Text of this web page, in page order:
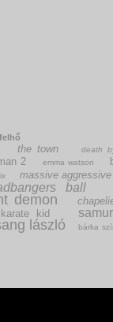
the town death
2 emma watson
massive aggressive
ball
demon
kid
lászló bárka